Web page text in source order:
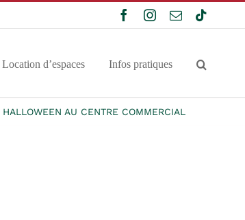
FacebookInstagram
EmailTiktok
Location d’espaces Infos pratiques
HALLOWEEN AU CENTRE COMMERCIAL